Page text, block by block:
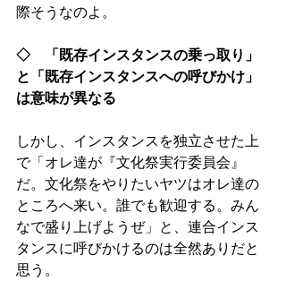
際そうなのよ。
◇　「既存インスタンスの乗っ取り」
と「既存インスタンスへの呼びかけ」
は意味が異なる
しかし、インスタンスを独立させた上
で「オレ達が『文化祭実行委員会』
だ。文化祭をやりたいヤツはオレ達の
ところへ来い。誰でも歓迎する。みん
なで盛り上げようぜ」と、連合インス
タンスに呼びかけるのは全然ありだと
思う。